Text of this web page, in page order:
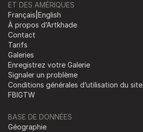
ET DES AMÉRIQUES
Français English
À propos d’Artkhade
Contact
Tarifs
Galeries
Enregistrez votre Galerie
Signaler un problème
Conditions générales d’utilisation du site
FBIGTW
BASE DE DONNÉES
Géographie